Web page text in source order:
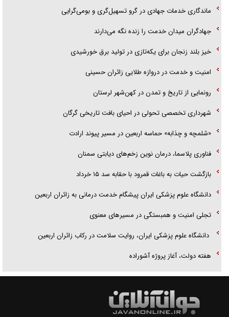
ماندگاری خدمات جهادی در گرو تسهیل‌گری و بومی‌گرایی
جهادگران میدان خدمت را زنده نگه می‌دارند
خیز بلند زنجان برای یکه‌تازی در تولید برق خورشیدی
امنیت و خدمت در دروازه طلایی زائران حسینی
رونمایی از تاریخ و تمدن در کهن‌شهر لرستان
شهرداری تخصصی تحولی در احیای بافت تاریخی گرگان
«شلمچه و چذابه» حماسه اربعین در مسیر پیوند ارادت
فناوری پلاسما، درمان نوین زخم‌های دیابتی سمنان
بازگشت حیات به باغات قمرود با حقابه سد ۱۵ خرداد
دانشگاه علوم پزشکی ایران پیشگام خدمت درمانی به زائران اربعین
تجلی امنیت و همبستگی در مسیر‌های معنوی
دانشگاه علوم پزشکی ایران، روایت سلامت در رکاب زائران اربعین
هفته دولت، آغاز پروژه آشوراده